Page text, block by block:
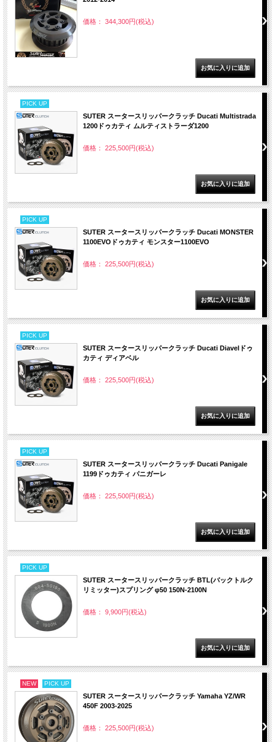
価格： 344,300円(税込)
PICK UP
SUTER スータースリッパークラッチ Ducati Multistrada
1200ドゥカティ ムルティストラーダ1200
価格： 225,500円(税込)
PICK UP
SUTER スータースリッパークラッチ Ducati MONSTER
1100EVOドゥカティ モンスター1100EVO
価格： 225,500円(税込)
PICK UP
SUTER スータースリッパークラッチ Ducati Diavelドゥ
カティ ディアベル
価格： 225,500円(税込)
PICK UP
SUTER スータースリッパークラッチ Ducati Panigale
1199ドゥカティ パニガーレ
価格： 225,500円(税込)
PICK UP
SUTER スータースリッパークラッチ BTL(バックトルク
リミッター)スプリング φ50 150N-2100N
価格： 9,900円(税込)
NEW PICK UP
SUTER スータースリッパークラッチ Yamaha YZ/WR
450F 2003-2025
価格： 225,500円(税込)